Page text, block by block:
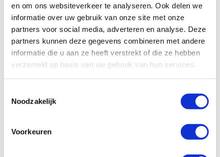
en om ons websiteverkeer te analyseren. Ook delen we
informatie over uw gebruik van onze site met onze
partners voor social media, adverteren en analyse. Deze
partners kunnen deze gegevens combineren met andere
informatie die u aan ze heeft verstrekt of die ze hebben
verzameld op basis van uw gebruik van hun services.
Noodzakelijk
Voorkeuren
Victoria reviews
Goede service, fijne afhandeling en mensen
Prima aanbieding, snelle reacties op mail,
Altijd
vriendelijk
Jolanda